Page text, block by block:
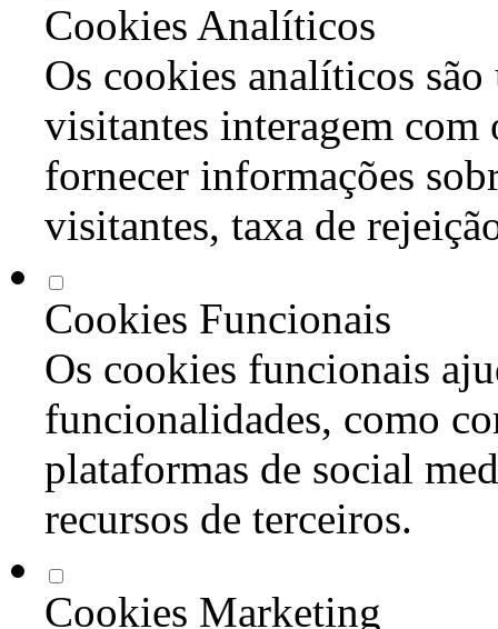
Cookies Analíticos
Os cookies analíticos são
visitantes interagem com
fornecer informações
visitantes, taxa de
Cookies Funcionais
Os cookies funcionais
funcionalidades, como
plataformas de social
recursos de terceiros.
Cookies Marketing